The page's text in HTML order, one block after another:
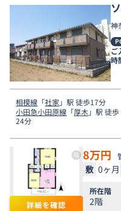
神
ご
時
電
相模線 「社家 」駅 徒歩17分
小田急小田原線 「厚木」駅 徒歩
24分
詳細を確認
8万円
敷 0ヶ月
所在階
2階